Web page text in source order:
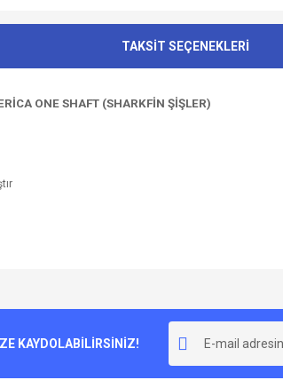
TAKSİT SEÇENEKLERİ
ONE SHAFT (SHARKFİN ŞİŞLER)
KAYDOLABİLİRSİNİZ!